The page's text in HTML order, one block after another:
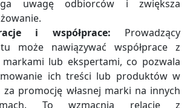
uwagę odbiorców i zwiększa
i współprace: Prowadzący
może nawiązywać współprace z
lub ekspertami, co pozwala
ich treści lub produktów w
za promocję własnej marki na innych
To wzmacnia relacje z